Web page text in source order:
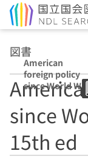
図書
American
foreign policy
since World
II 15th ed
since
15th ed